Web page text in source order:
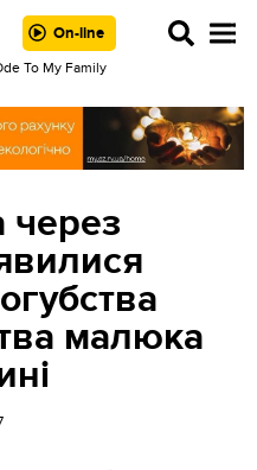
On-line
To My Family
через
малюка